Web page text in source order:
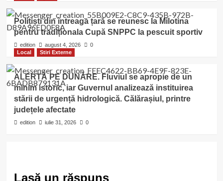
Polițiști din întreaga țară se reunesc la Milotina
pentru tradiționala Cupă SNPPC la pescuit sportiv
edition august 4, 2026
0
Local
Stiri Externe
ALERTĂ PE DUNĂRE. Fluviul se apropie de un
minim istoric, iar Guvernul analizează instituirea
stării de urgență hidrologică. Călărașiul, printre
județele afectate
edition iulie 31, 2026 0
Lasă un răspuns